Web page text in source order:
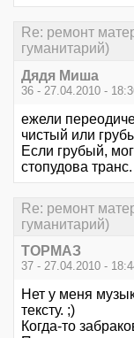
Re: ремонт
гуманитарий)
Дядя Миша
36 - 27.04.2010 -
ежели
чистый или
Если грубый,
стопудова транс.
Re: ремонт
гуманитарий)
ТОРМАЗ
37 - 27.04.2010 -
Нет у меня
тексту. ;)
Когда-то